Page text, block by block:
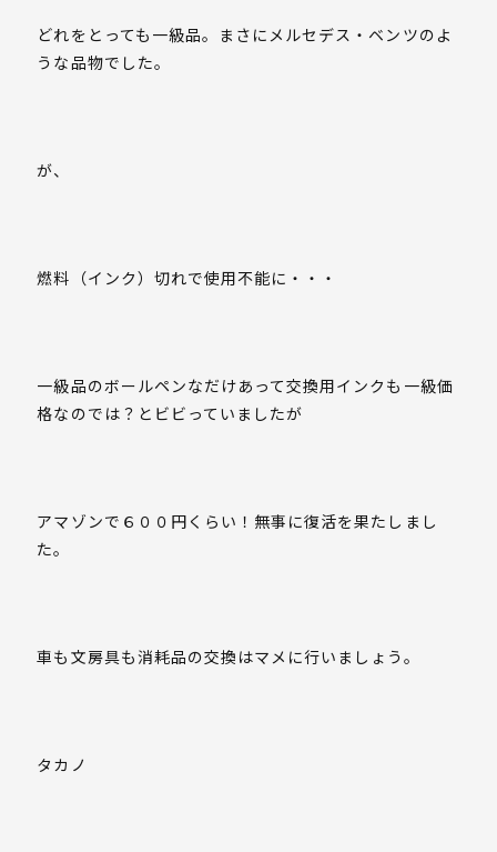
どれをとっても一級品。まさにメルセデス・ベンツのよ
うな品物でした。
が、
燃料（インク）切れで使用不能に・・・
一級品のボールペンなだけあって交換用インクも一級価
格なのでは？とビビっていましたが
アマゾンで６００円くらい！無事に復活を果たしまし
た。
車も文房具も消耗品の交換はマメに行いましょう。
タカノ